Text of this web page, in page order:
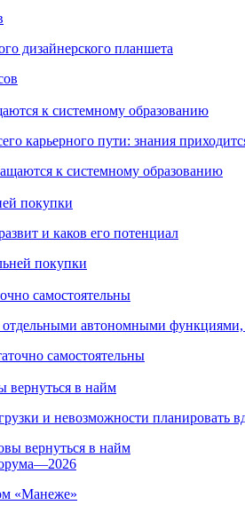
дизайнерского планшета
к системному образованию
карьерного пути: знания
покупки
и каков его потенциал
самостоятельны
автономными функциями,
вернуться в найм
и невозможности планировать
«Манеже»